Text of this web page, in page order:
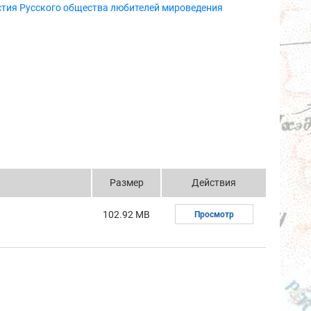
Русского общества любителей мироведения
Размер Действия
102.92 MB Просмотр